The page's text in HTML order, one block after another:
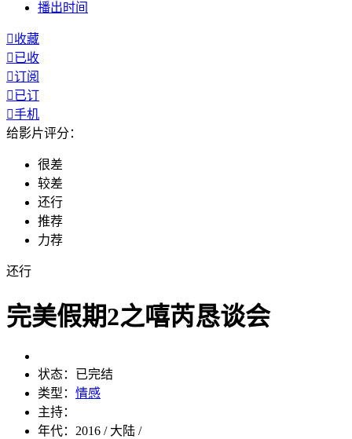
播出时间
收藏
已收
订阅
已订
手机
给影片评分：
很差
较差
还行
推荐
力荐
还行
完美假期2之嘻芮恳谈会
状态： 已完结
类型： 情感
主持：
年代： 2016 / 大陆 /